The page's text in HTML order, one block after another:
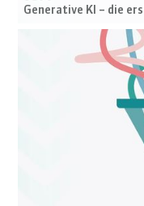
Generative KI – die